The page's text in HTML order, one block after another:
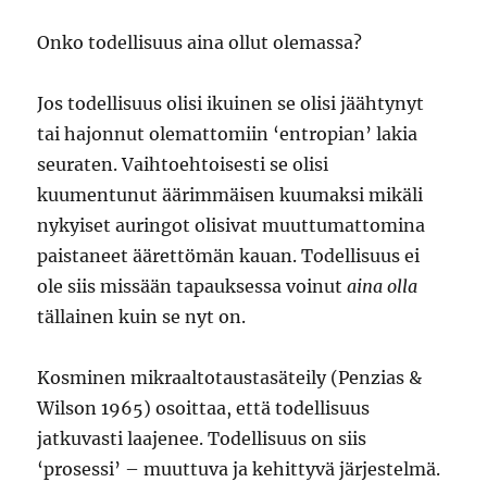
Onko todellisuus aina ollut olemassa?
Jos todellisuus olisi ikuinen se olisi jäähtynyt
tai hajonnut olemattomiin ‘entropian’ lakia
seuraten. Vaihtoehtoisesti se olisi
kuumentunut äärimmäisen kuumaksi mikäli
nykyiset auringot olisivat muuttumattomina
paistaneet äärettömän kauan. Todellisuus ei
ole siis missään tapauksessa voinutaina olla
tällainen kuin se nyt on.
Kosminen mikraaltotaustasäteily (Penzias &
Wilson 1965) osoittaa, että todellisuus
jatkuvasti laajenee. Todellisuus on siis
‘prosessi’ – muuttuva ja kehittyvä järjestelmä.